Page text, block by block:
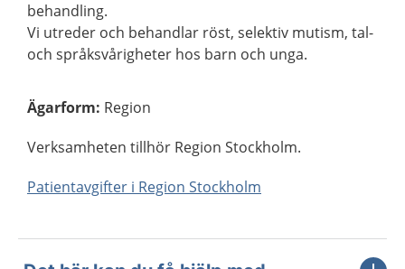
behandling.
Vi utreder och behandlar röst, selektiv mutism, tal-
och språksvårigheter hos barn och unga.
Ägarform: Region
Verksamheten tillhör Region Stockholm.
Patientavgifter i Region Stockholm